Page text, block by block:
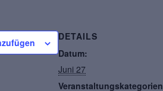
DETAILS
Datum:
Juni 27
Veranstaltungskategorien